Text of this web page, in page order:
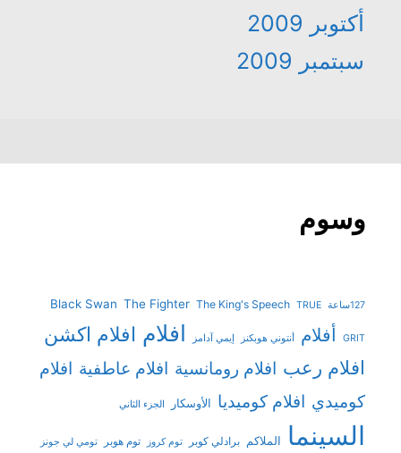
أكتوبر 2009
سبتمبر 2009
وسوم
127ساعة Black Swan The Fighter The King's Speech TRUE
GRIT أفلام أنتوني هوبكنز إيمي آدامز افلام افلام اكشن
افلام رعب افلام رومانسية افلام عاطفية افلام
كوميدي افلام كوميديا الأوسكار الجزء الثاني
السينما الملاكم برادلي كوبر توم كروز توم هوبر تومي لي جونز